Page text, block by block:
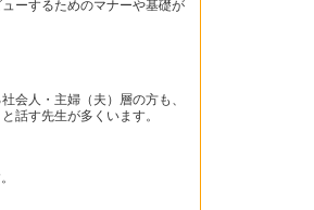
ーするためのマナーや基礎が
会人・主婦（夫）層の方も、
話す先生が多くいます。